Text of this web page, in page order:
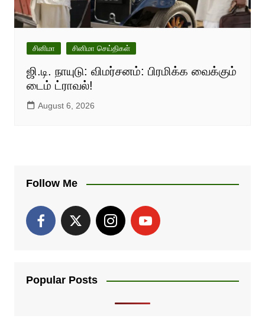
சினிமா சினிமா செய்திகள்
ஜி.டி. நாயுடு: விமர்சனம்: பிரமிக்க வைக்கும்
டைம் ட்ராவல்!
August 6, 2026
Follow Me
Popular Posts